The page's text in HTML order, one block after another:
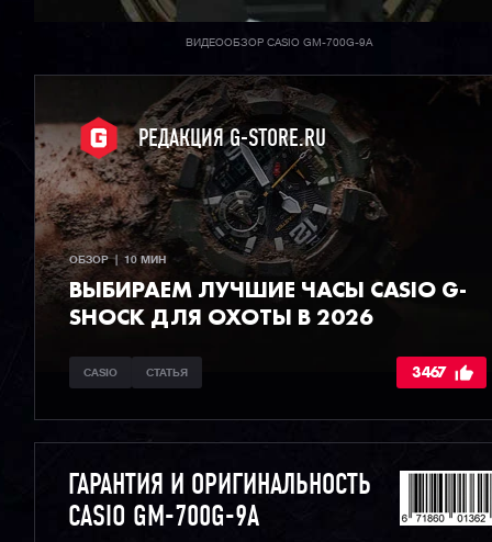
ВИДЕООБЗОР CASIO GM-700G-9A
РЕДАКЦИЯ G-STORE.RU
ОБЗОР  |  10 МИН
ВЫБИРАЕМ ЛУЧШИЕ ЧАСЫ СASIO G-
SHOCK ДЛЯ ОХОТЫ В 2026
CASIO СТАТЬЯ 3467
ГАРАНТИЯ И ОРИГИНАЛЬНОСТЬ
CASIO GM-700G-9A